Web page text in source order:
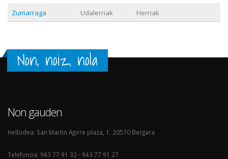
Zumarraga
Udalerriak Herriak
Non, noiz, nola
Non gauden
Helbidea: San Martin Agirre plaza, 1. 20570 Bergara
Telefonoa: 943 77 91 32 - 943 77 91 27